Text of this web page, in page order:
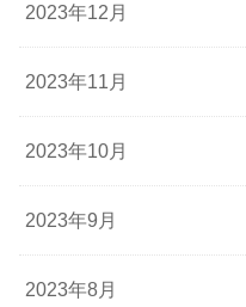
2023年12月
2023年11月
2023年10月
2023年9月
2023年8月